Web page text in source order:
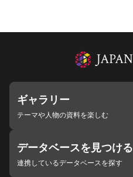
ギャラリー
テーマや人物の資料を楽しむ
データベースを見つける
連携しているデータベースを探す